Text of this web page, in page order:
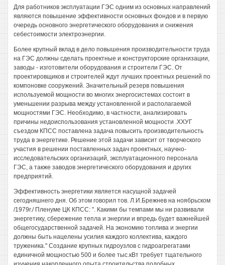
Для работников эксплуатации ГЭС одним из основных направлений
являются повышение эффективности основных фондов и в первую
очередь основного энергетического оборудования и снижения
себестоимости электроэнергии.
Более крупный вклад в дело повышения производительности труда
на ГЭС должны сделать проектные и конструкторские организации,
заводы - изготовители оборудования и строители ГЭС. От
проектировщиков и строителей ждут лучших проектных решений по
компоновке сооружений. Значительный резерв повышения
используемой мощности во многих энергосистемах состоит в
уменьшении разрыва между установленной и располагаемой
мощностями ГЭС. Необходимо, в частности, анализировать
причины недоиспользования установленной мощности .ХХУГ
съездом КПСС поставлена задача повысить производительность
труда в энергетике. Решение этой задачи зависит от творческого
участия в решении поставленных задач проектных, научно-
исследовательских организаций, эксплуатационного персонала
ГЭС, а также заводов энергетического оборудования и других
предприятий.
Эффективность энергетики является насущной задачей
сегодняшнего дня. Об этом говорил тов. Л.И.Брежнев на ноябрьском
/1979г./ Пленуме ЦК КПСС: ". Какими бы темпами мы ни развивали
энергетику, сбережение тепла и энергии и впредь будет важнейшей
общегосударственной задачей. На экономию топлива и энергии
должны быть нацелены усилия каждого коллектива, каждого
труженика." Создание крупных гидроузлов с гидроагрегатами
единичной мощностью 500 и более тыс.кВт требует тщательного